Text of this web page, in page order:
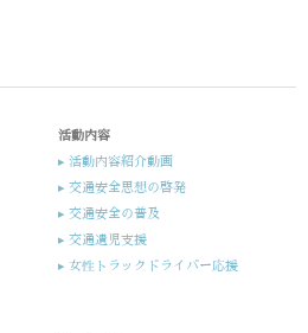
活動内容
▸ 活動内容紹介動画
▸ 交通安全思想の啓発
▸ 交通安全の普及
▸ 交通遺児支援​
▸ 女性トラックドライバー応援​